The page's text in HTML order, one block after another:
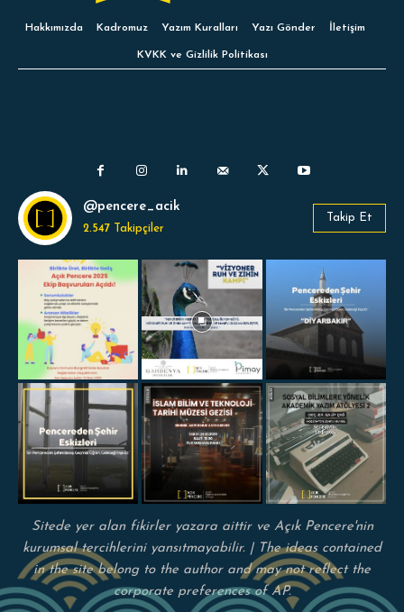
Hakkımızda Kadromuz Yazım Kuralları Yazı Gönder İletişim
KVKK ve Gizlilik Politikası
@pencere_acik
2.547 Takipçiler
Takip Et
Sitede yer alan fikirler yazara aittir ve Açık Pencere'nin
kurumsal tercihlerini yansıtmayabilir. | The ideas contained
in the site belong to the author and may not reflect the
corporate preferences of AP.